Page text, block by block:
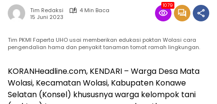
Tim Redaksi
4 Min Baca
15 Juni 2023
1079
Tim PKMI Faperta UHO usai memberikan edukasi poktan Wolasi cara
pengendalian hama dan penyakit tanaman tomat ramah lingkungan.
KORANHeadline.com, KENDARI – Warga Desa Mata
Wolasi, Kecamatan Wolasi, Kabupaten Konawe
Selatan (Konsel) khususnya warga kelompok tani